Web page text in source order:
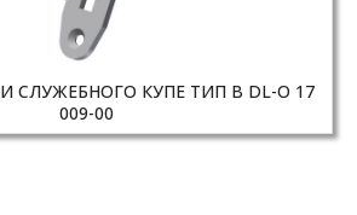
СЛУЖЕБНОГО КУПЕ ТИП B DL-O 17
009-00